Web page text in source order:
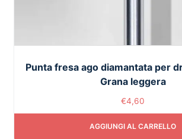
Punta fresa ago diamantata per
Grana leggera
€4,60
AGGIUNGI AL CARRELLO